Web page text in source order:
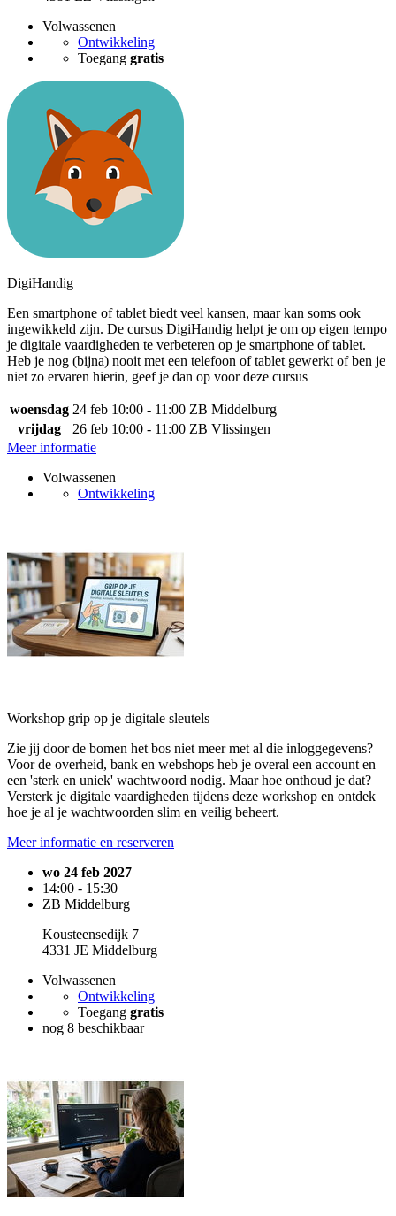
Volwassenen
Ontwikkeling
Toegang gratis
DigiHandig
Een smartphone of tablet biedt veel kansen, maar kan soms ook
ingewikkeld zijn. De cursus DigiHandig helpt je om op eigen tempo
je digitale vaardigheden te verbeteren op je smartphone of tablet.
Heb je nog (bijna) nooit met een telefoon of tablet gewerkt of ben je
niet zo ervaren hierin, geef je dan op voor deze cursus
woensdag 24 feb 10:00 - 11:00 ZB Middelburg
vrijdag
26 feb 10:00 - 11:00 ZB Vlissingen
Meer informatie
Volwassenen
Ontwikkeling
Workshop grip op je digitale sleutels
Zie jij door de bomen het bos niet meer met al die inloggegevens?
Voor de overheid, bank en webshops heb je overal een account en
een 'sterk en uniek' wachtwoord nodig. Maar hoe onthoud je dat?
Versterk je digitale vaardigheden tijdens deze workshop en ontdek
hoe je al je wachtwoorden slim en veilig beheert.
Meer informatie en reserveren
wo 24 feb 2027
14:00 - 15:30
ZB Middelburg
Kousteensedijk 7
4331 JE Middelburg
Volwassenen
Ontwikkeling
Toegang gratis
nog 8 beschikbaar